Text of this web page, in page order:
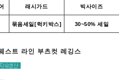
래시가드 빅사이즈
묶음세일[럭키박스] 30~50% 세일
트 라인 부츠컷 레깅스